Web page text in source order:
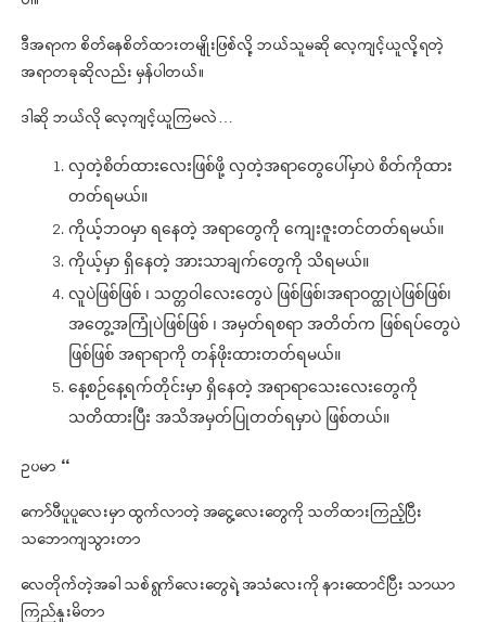
ဒီအရာက စိတ်နေစိတ်ထားတမျိုးဖြစ်လို့ ဘယ်သူမဆို လေ့ကျင့်ယူလို့ရတဲ့
အရာတခုဆိုလည်း မှန်ပါတယ်။
ဒါဆို ဘယ်လို လေ့ကျင့်ယူကြမလဲ…
လှတဲ့စိတ်ထားလေးဖြစ်ဖို့ လှတဲ့အရာတွေပေါ်မှာပဲ စိတ်ကိုထား
တတ်ရမယ်။
ကိုယ့်ဘဝမှာ ရနေတဲ့ အရာတွေကို ကျေးဇူးတင်တတ်ရမယ်။
ကိုယ့်မှာ ရှိနေတဲ့ အားသာချက်တွေကို သိရမယ်။
လူပဲဖြစ်ဖြစ် ၊ သတ္တဝါလေးတွေပဲ ဖြစ်ဖြစ်၊အရာဝတ္ထုပဲဖြစ်ဖြစ်၊
အတွေ့အကြုံပဲဖြစ်ဖြစ် ၊ အမှတ်ရစရာ အတိတ်က ဖြစ်ရပ်တွေပဲ
ဖြစ်ဖြစ် အရာရာကို တန်ဖိုးထားတတ်ရမယ်။
နေ့စဉ်နေ့ရက်တိုင်းမှာ ရှိနေတဲ့ အရာရာသေးလေးတွေကို
သတိထားပြီး အသိအမှတ်ပြုတတ်ရမှာပဲ ဖြစ်တယ်။
ဥပမာ –
ကော်ဖီပူပူလေးမှာ ထွက်လာတဲ့ အငွေ့လေးတွေကို သတိထားကြည့်ပြီး
သဘောကျသွားတာ
လေတိုက်တဲ့အခါ သစ်ရွက်လေးတွေရဲ့ အသံလေးကို နားထောင်ပြီး သာယာ
ကြည်နူးမိတာ